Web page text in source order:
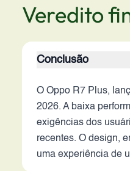
Veredito
Conclusão
O Oppo R7 Plus,
2026. A baixa
exigências dos
recentes. O design,
uma experiência de